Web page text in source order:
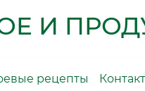
И
рецепты